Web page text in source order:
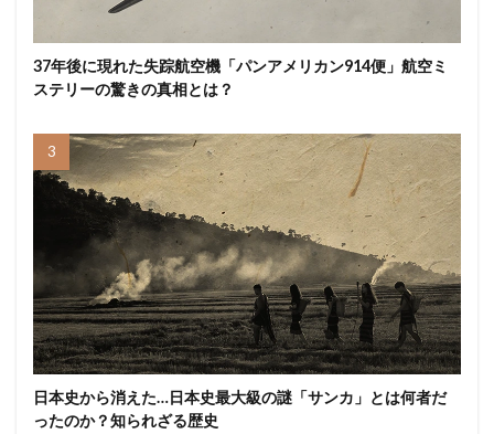
37年後に現れた失踪航空機「パンアメリカン914便」航空ミ
ステリーの驚きの真相とは？
日本史から消えた…日本史最大級の謎「サンカ」とは何者だ
ったのか？知られざる歴史